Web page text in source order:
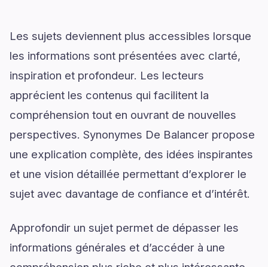
Les sujets deviennent plus accessibles lorsque
les informations sont présentées avec clarté,
inspiration et profondeur. Les lecteurs
apprécient les contenus qui facilitent la
compréhension tout en ouvrant de nouvelles
perspectives. Synonymes De Balancer propose
une explication complète, des idées inspirantes
et une vision détaillée permettant d’explorer le
sujet avec davantage de confiance et d’intérêt.
Approfondir un sujet permet de dépasser les
informations générales et d’accéder à une